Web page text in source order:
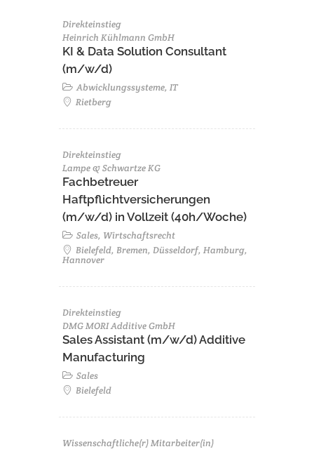
Direkteinstieg
Heinrich Kühlmann GmbH
KI & Data Solution Consultant
(m/w/d)
Abwicklungssysteme, IT
Rietberg
Direkteinstieg
Lampe & Schwartze KG
Fachbetreuer
Haftpflichtversicherungen
(m/w/d) in Vollzeit (40h/Woche)
Sales, Wirtschaftsrecht
Bielefeld, Bremen, Düsseldorf, Hamburg,
Hannover
Direkteinstieg
DMG MORI Additive GmbH
Sales Assistant (m/w/d) Additive
Manufacturing
Sales
Bielefeld
Wissenschaftliche(r) Mitarbeiter(in)